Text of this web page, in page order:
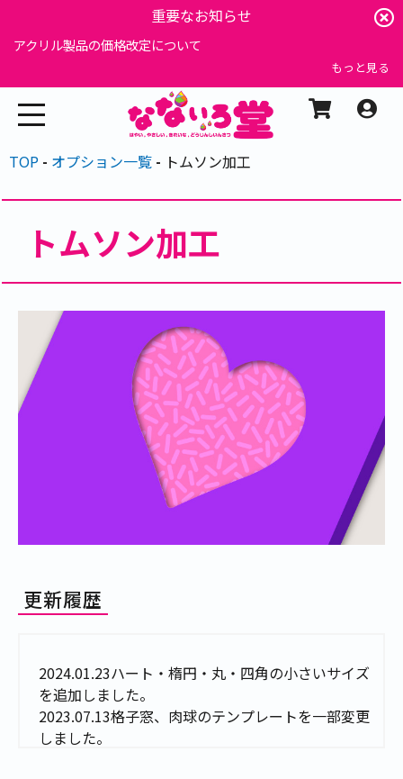
重要なお知らせ
アクリル製品の価格改定について
もっと見る
TOP オプション一覧 トムソン加工
トムソン加工
更新履歴
2024.01.23ハート・楕円・丸・四角の小さいサイズ
を追加しました。
2023.07.13格子窓、肉球のテンプレートを一部変更
しました。